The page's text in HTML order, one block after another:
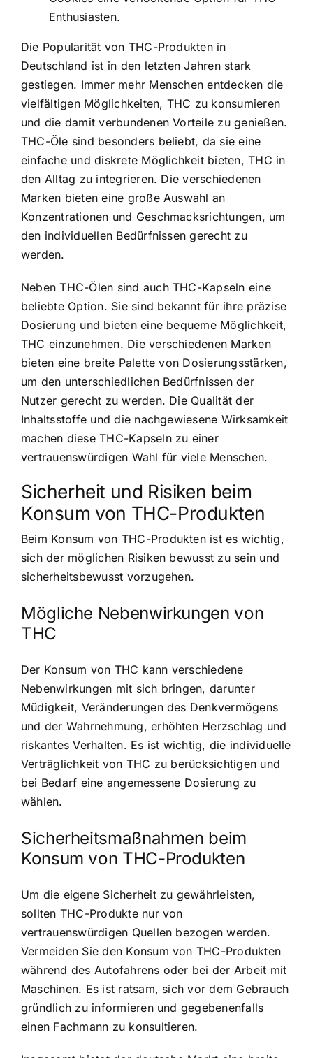
Enthusiasten.
Die Popularität von THC-Produkten in
Deutschland ist in den letzten Jahren stark
gestiegen. Immer mehr Menschen entdecken die
vielfältigen Möglichkeiten, THC zu konsumieren
und die damit verbundenen Vorteile zu genießen.
THC-Öle sind besonders beliebt, da sie eine
einfache und diskrete Möglichkeit bieten, THC in
den Alltag zu integrieren. Die verschiedenen
Marken bieten eine große Auswahl an
Konzentrationen und Geschmacksrichtungen, um
den individuellen Bedürfnissen gerecht zu
werden.
Neben THC-Ölen sind auch THC-Kapseln eine
beliebte Option. Sie sind bekannt für ihre präzise
Dosierung und bieten eine bequeme Möglichkeit,
THC einzunehmen. Die verschiedenen Marken
bieten eine breite Palette von Dosierungsstärken,
um den unterschiedlichen Bedürfnissen der
Nutzer gerecht zu werden. Die Qualität der
Inhaltsstoffe und die nachgewiesene Wirksamkeit
machen diese THC-Kapseln zu einer
vertrauenswürdigen Wahl für viele Menschen.
Sicherheit und Risiken beim
Konsum von THC-Produkten
Beim Konsum von THC-Produkten ist es wichtig,
sich der möglichen Risiken bewusst zu sein und
sicherheitsbewusst vorzugehen.
Mögliche Nebenwirkungen von
THC
Der Konsum von THC kann verschiedene
Nebenwirkungen mit sich bringen, darunter
Müdigkeit, Veränderungen des Denkvermögens
und der Wahrnehmung, erhöhten Herzschlag und
riskantes Verhalten. Es ist wichtig, die individuelle
Verträglichkeit von THC zu berücksichtigen und
bei Bedarf eine angemessene Dosierung zu
wählen.
Sicherheitsmaßnahmen beim
Konsum von THC-Produkten
Um die eigene Sicherheit zu gewährleisten,
sollten THC-Produkte nur von
vertrauenswürdigen Quellen bezogen werden.
Vermeiden Sie den Konsum von THC-Produkten
während des Autofahrens oder bei der Arbeit mit
Maschinen. Es ist ratsam, sich vor dem Gebrauch
gründlich zu informieren und gegebenenfalls
einen Fachmann zu konsultieren.